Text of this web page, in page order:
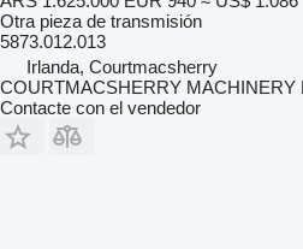
Otra pieza de transmisión
5873.012.013
Irlanda, Courtmacsherry
COURTMACSHERRY MACHINERY
Contacte con el vendedor